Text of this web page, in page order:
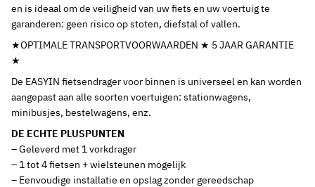
en is ideaal om de veiligheid van uw fiets en uw voertuig te
garanderen: geen risico op stoten, diefstal of vallen.
★OPTIMALE TRANSPORTVOORWAARDEN ★ 5 JAAR GARANTIE
★
De EASYIN fietsendrager voor binnen is universeel en kan worden
aangepast aan alle soorten voertuigen: stationwagens,
minibusjes, bestelwagens, enz.
DE ECHTE PLUSPUNTEN
– Geleverd met 1 vorkdrager
– 1 tot 4 fietsen + wielsteunen mogelijk
– Eenvoudige installatie en opslag zonder gereedschap